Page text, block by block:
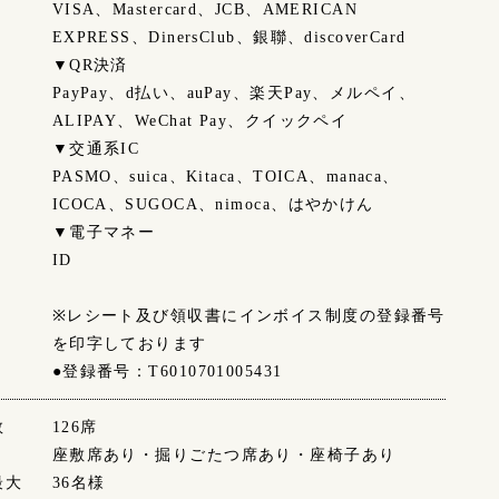
VISA、Mastercard、JCB、AMERICAN
EXPRESS、DinersClub、銀聯、discoverCard
▼QR決済
PayPay、d払い、auPay、楽天Pay、メルペイ、
ALIPAY、WeChat Pay、クイックペイ
▼交通系IC
PASMO、suica、Kitaca、TOICA、manaca、
ICOCA、SUGOCA、nimoca、はやかけん
▼電子マネー
ID
※レシート及び領収書にインボイス制度の登録番号
を印字しております
●登録番号：T6010701005431
126席
座敷席あり・掘りごたつ席あり・座椅子あり
大
36名様